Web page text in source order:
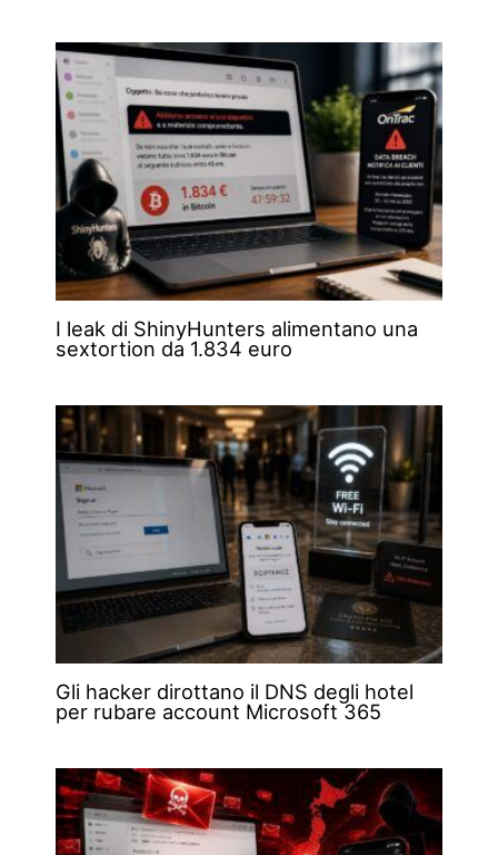
I leak di ShinyHunters alimentano una
sextortion da 1.834 euro
Gli hacker dirottano il DNS degli hotel
per rubare account Microsoft 365